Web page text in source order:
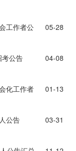
工作者公
05-28
公告
04-08
化工作者
01-13
公告
03-31